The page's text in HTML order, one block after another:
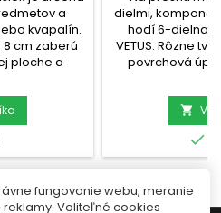
a
kvapalín.
cm zaberú
ploche a
množstva
zmestil
sada
na
5 ks
dielmi,
hodí 6-dielna
VETUS. Rôzne
povrchová
ochranné krytky
ukladaní
Sada


fungovanie webu, meranie
Voliteľné cookies